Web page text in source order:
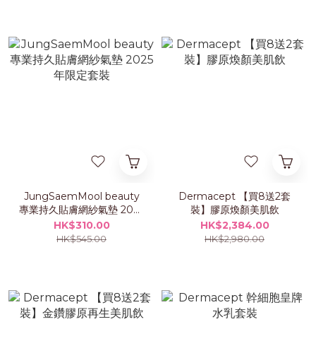
JungSaemMool beauty
專業持久貼膚網紗氣墊 2025
年限定套裝
HK$310.00
HK$545.00
Dermacept 【買8送2套
裝】膠原煥顏美肌飲
HK$2,384.00
HK$2,980.00